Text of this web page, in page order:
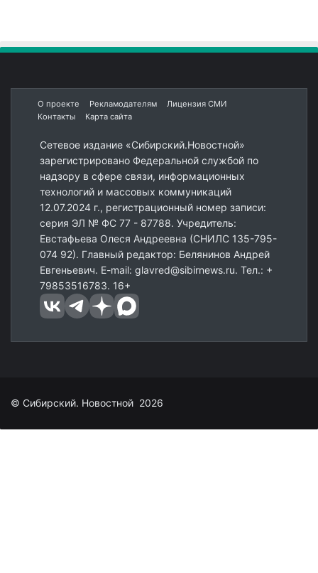
О проекте Рекламодателям
Лицензия СМИ
Контакты
Карта сайта
Сетевое издание «Сибирский.Новостной»
зарегистрировано Федеральной службой по
надзору в сфере связи, информационных
технологий и массовых коммуникаций
12.07.2024 г., регистрационный номер записи:
серия ЭЛ № ФС 77 - 87788. Учредитель:
Евстафьева Олеся Андреевна (СНИЛС 135-795-
074 92). Главный редактор: Белянинов Андрей
Евгеньевич. E-mail: glavred@sibirnews.ru. Тел.: +
79853516783. 16+
© Сибирский. Новостной 2026